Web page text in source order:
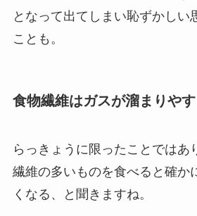
となって出てしまい恥ずかしい
ことも。
食物繊維はガスが溜まりや
らっきょうに限ったことではあ
繊維の多いものを食べると確か
くなる、と聞きますね。